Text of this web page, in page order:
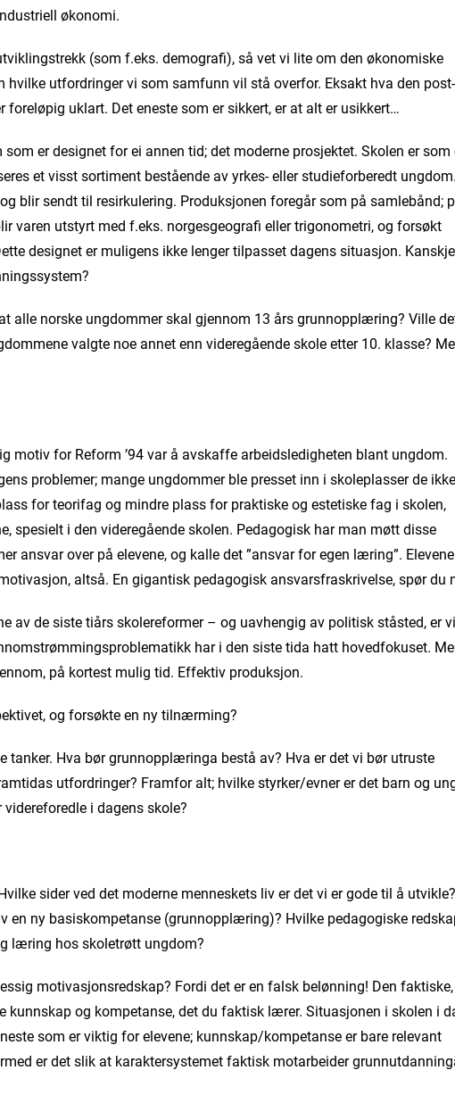
økonomi.
(som f.eks. demografi), så vet vi lite om den økonomiske
utfordringer vi som samfunn vil stå overfor. Eksakt hva den post-
foreløpig uklart. Det eneste som er sikkert, er at alt er usikkert…
er designet for ei annen tid; det moderne prosjektet. Skolen er som
et visst sortiment bestående av yrkes- eller studieforberedt
blir sendt til resirkulering. Produksjonen foregår som på samlebånd;
varen utstyrt med f.eks. norgesgeografi eller trigonometri, og forsøkt
designet er muligens ikke lenger tilpasset dagens situasjon.
alle norske ungdommer skal gjennom 13 års grunnopplæring? Ville
valgte noe annet enn videregående skole etter 10. klasse?
motiv for Reform ’94 var å avskaffe arbeidsledigheten blant ungdom.
problemer; mange ungdommer ble presset inn i skoleplasser de
for teorifag og mindre plass for praktiske og estetiske fag i skolen,
spesielt i den videregående skolen. Pedagogisk har man møtt disse
ansvar over på elevene, og kalle det ”ansvar for egen læring”. Elevene
altså. En gigantisk pedagogisk ansvarsfraskrivelse, spør du
av de siste tiårs skolereformer – og uavhengig av politisk ståsted, er vi
har i den siste tida hatt hovedfokuset.
på kortest mulig tid. Effektiv produksjon.
og forsøkte en ny tilnærming?
tanker. Hva bør grunnopplæringa bestå av? Hva er det vi bør utruste
utfordringer? Framfor alt; hvilke styrker/evner er det barn og
i dagens skole?
sider ved det moderne menneskets liv er det vi er gode til å utvikle?
en ny basiskompetanse (grunnopplæring)? Hvilke pedagogiske
læring hos skoletrøtt ungdom?
motivasjonsredskap? Fordi det er en falsk belønning! Den
og kompetanse, det du faktisk lærer. Situasjonen i skolen i
som er viktig for elevene; kunnskap/kompetanse er bare relevant
er det slik at karaktersystemet faktisk motarbeider